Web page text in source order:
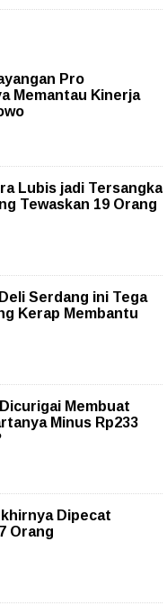
Pro
Memantau Kinerja
Lubis jadi Tersangka
Tewaskan 19 Orang
Serdang ini Tega
Kerap Membantu
Membuat
Minus Rp233
Dipecat
Orang